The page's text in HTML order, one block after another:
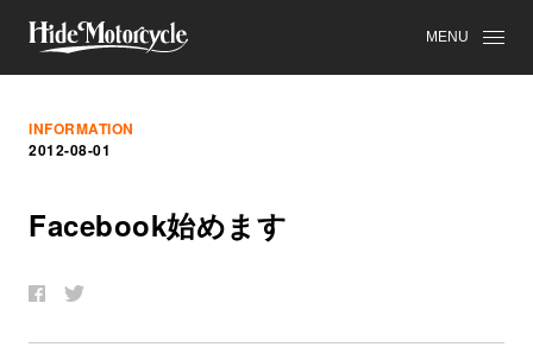
MENU
INFORMATION
2012-08-01
Facebook始めます